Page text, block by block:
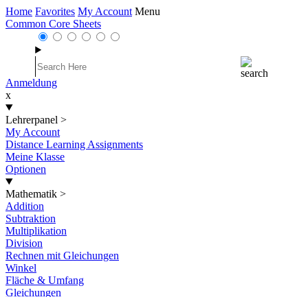
Home Favorites My Account Menu
Common Core Sheets
Anmeldung
x
Lehrerpanel >
My Account
Distance Learning Assignments
Meine Klasse
Optionen
Mathematik >
Addition
Subtraktion
Multiplikation
Division
Rechnen mit Gleichungen
Winkel
Fläche & Umfang
Gleichungen